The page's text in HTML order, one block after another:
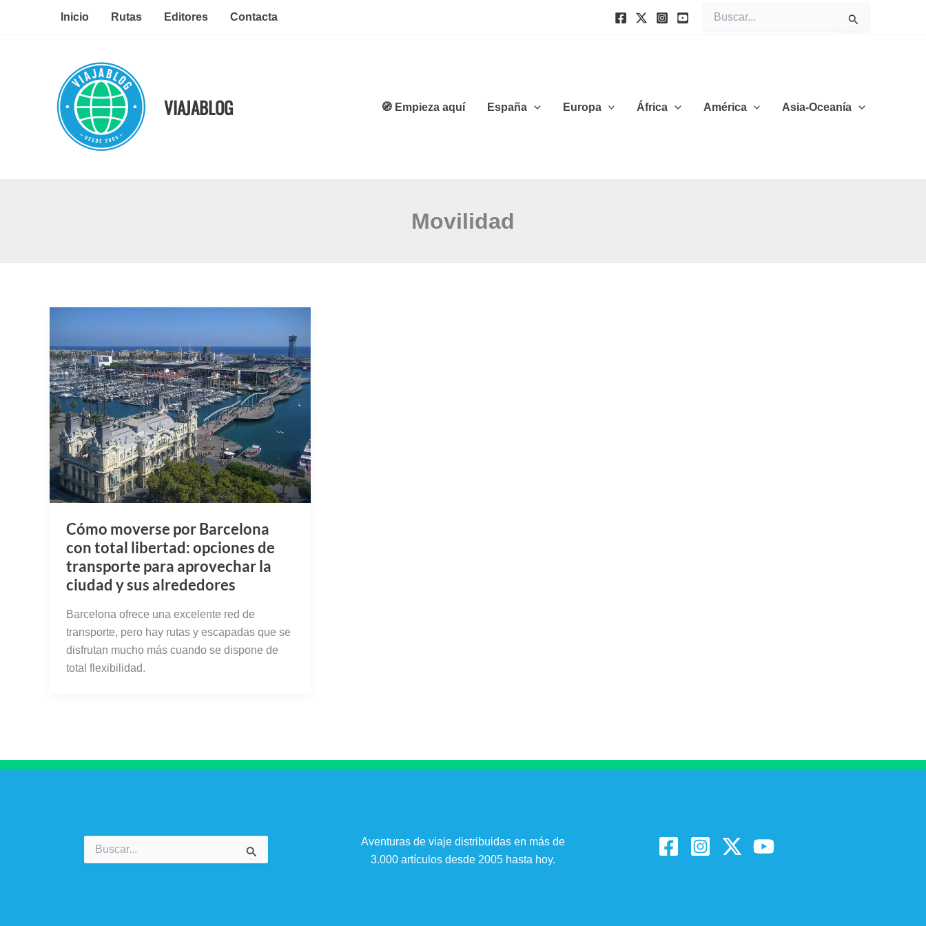
Inicio Rutas Editores Contacta
por:
VIAJABLOG 🧭 Empieza aquí España Europa África América Asia-Oceanía
Movilidad
Cómo moverse por Barcelona
con total libertad: opciones de
transporte para aprovechar la
ciudad y sus alrededores
Barcelona ofrece una excelente red de
transporte, pero hay rutas y escapadas que se
disfrutan mucho más cuando se dispone de
total flexibilidad.
por:
Aventuras de viaje distribuidas en más de
3.000 artículos desde 2005 hasta hoy.